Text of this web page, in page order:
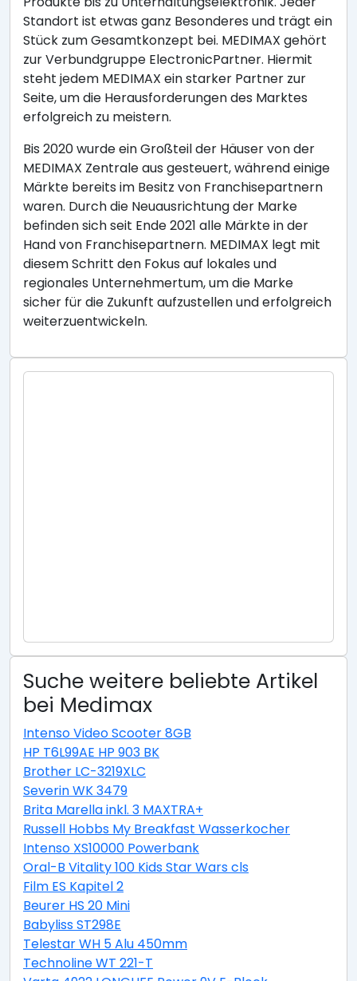
Standort ist etwas ganz Besonderes und trägt ein
Stück zum Gesamtkonzept bei. MEDIMAX gehört
zur Verbundgruppe ElectronicPartner. Hiermit
steht jedem MEDIMAX ein starker Partner zur
Seite, um die Herausforderungen des Marktes
erfolgreich zu meistern.
Bis 2020 wurde ein Großteil der Häuser von der
MEDIMAX Zentrale aus gesteuert, während einige
Märkte bereits im Besitz von Franchisepartnern
waren. Durch die Neuausrichtung der Marke
befinden sich seit Ende 2021 alle Märkte in der
Hand von Franchisepartnern. MEDIMAX legt mit
diesem Schritt den Fokus auf lokales und
regionales Unternehmertum, um die Marke
sicher für die Zukunft aufzustellen und erfolgreich
weiterzuentwickeln.
Suche weitere beliebte Artikel
bei Medimax
Intenso Video Scooter 8GB
HP T6L99AE HP 903 BK
Brother LC-3219XLC
Severin WK 3479
Brita Marella inkl. 3 MAXTRA+
Russell Hobbs My Breakfast Wasserkocher
Intenso XS10000 Powerbank
Oral-B Vitality 100 Kids Star Wars cls
Film ES Kapitel 2
Beurer HS 20 Mini
Babyliss ST298E
Telestar WH 5 Alu 450mm
Technoline WT 221-T